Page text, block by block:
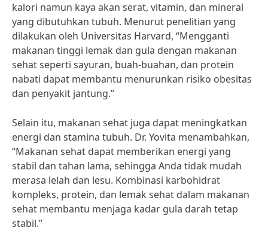
kalori namun kaya akan serat, vitamin, dan mineral
yang dibutuhkan tubuh. Menurut penelitian yang
dilakukan oleh Universitas Harvard, “Mengganti
makanan tinggi lemak dan gula dengan makanan
sehat seperti sayuran, buah-buahan, dan protein
nabati dapat membantu menurunkan risiko obesitas
dan penyakit jantung.”
Selain itu, makanan sehat juga dapat meningkatkan
energi dan stamina tubuh. Dr. Yovita menambahkan,
“Makanan sehat dapat memberikan energi yang
stabil dan tahan lama, sehingga Anda tidak mudah
merasa lelah dan lesu. Kombinasi karbohidrat
kompleks, protein, dan lemak sehat dalam makanan
sehat membantu menjaga kadar gula darah tetap
stabil.”